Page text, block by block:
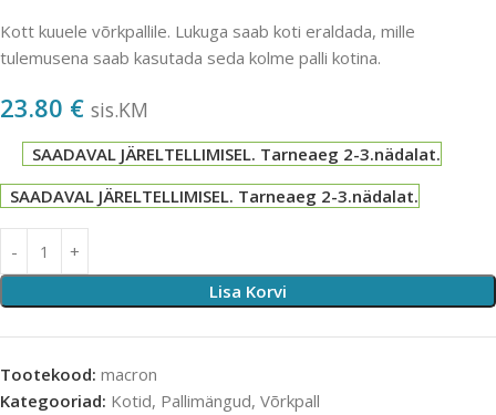
Kott kuuele võrkpallile. Lukuga saab koti eraldada, mille
tulemusena saab kasutada seda kolme palli kotina.
23.80 € sis.KM
SAADAVAL JÄRELTELLIMISEL. Tarneaeg 2-3.nädalat.
SAADAVAL JÄRELTELLIMISEL. Tarneaeg 2-3.nädalat.
Lisa Korvi
Tootekood: macron
Kategooriad: Kotid, Pallimängud, Võrkpall